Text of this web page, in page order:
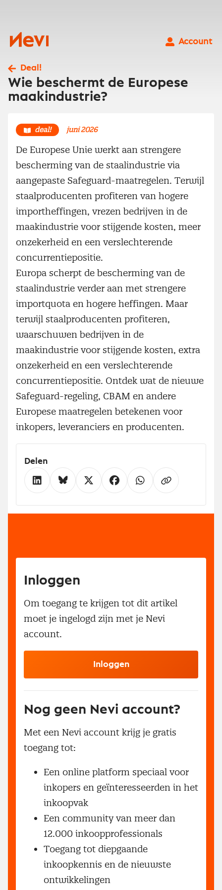
Nevi
Account
Deal!
Wie beschermt de Europese
maakindustrie?
deal! juni 2026
De Europese Unie werkt aan strengere
bescherming van de staalindustrie via
aangepaste Safeguard-maatregelen. Terwijl
staalproducenten profiteren van hogere
importheffingen, vrezen bedrijven in de
maakindustrie voor stijgende kosten, meer
onzekerheid en een verslechterende
concurrentiepositie.
Europa scherpt de bescherming van de
staalindustrie verder aan met strengere
importquota en hogere heffingen. Maar
terwijl staalproducenten profiteren,
waarschuwen bedrijven in de
maakindustrie voor stijgende kosten, extra
onzekerheid en een verslechterende
concurrentiepositie. Ontdek wat de nieuwe
Safeguard-regeling, CBAM en andere
Europese maatregelen betekenen voor
inkopers, leveranciers en producenten.
Delen
Inloggen
Om toegang te krijgen tot dit artikel
moet je ingelogd zijn met je Nevi
account.
Inloggen
Nog geen Nevi account?
Met een Nevi account krijg je gratis
toegang tot:
Een online platform speciaal voor
inkopers en geïnteresseerden in het
inkoopvak
Een community van meer dan
12.000 inkoopprofessionals
Toegang tot diepgaande
inkoopkennis en de nieuwste
ontwikkelingen